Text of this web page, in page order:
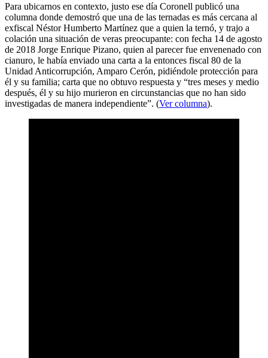
Para ubicarnos en contexto, justo ese día Coronell publicó una
columna donde demostró que una de las ternadas es más cercana al
exfiscal Néstor Humberto Martínez que a quien la ternó, y trajo a
colación una situación de veras preocupante: con fecha 14 de agosto
de 2018 Jorge Enrique Pizano, quien al parecer fue envenenado con
cianuro, le había enviado una carta a la entonces fiscal 80 de la
Unidad Anticorrupción, Amparo Cerón, pidiéndole protección para
él y su familia; carta que no obtuvo respuesta y “tres meses y medio
después, él y su hijo murieron en circunstancias que no han sido
investigadas de manera independiente”. (Ver columna).